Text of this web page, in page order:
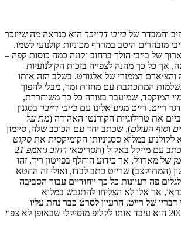
והמבדר של בייבי דרייבר הוא כנראה מה שייזכר
מובהרים היטב במרדף מכוניות קולנועי לשמו.
של בייבי הולך ברחוב וקונה כמה כוסות קפה –
אך כל כך מהנה לצפייה בזכות הקולנועיות
והצ׳ארם הממזרי של אלגורט. בשלב הזה אותו
בשלמות המתכתבת עם מחזות זמר, מבלי להפוך
המוקפד, שמועבר בצורה כל כך משוחררת,
רייט. רייט מגיע אלינו עם בייבי דייבר בסגנון
את טרילוגיית הקורנטו האהודה (מת על
וסוף העולם), שכתב יחד עם הכוכב שלה, סיימון
לקולנוע במלוא ססגוניותו הקומיקסית את סקוט
עם מייקל באקול (תסריטאי
רחוב ג׳אמפ 21
של מארוול, אך כידוע הוחלף בפייטון ריד. זהו
(המתוקצב) שרייט כתב לבדו, ואולי זה החטא
פה רעיונות כל כך ייחודיים עבור הסביבה
אך אלו לא הצליחו להתגבש במלוא
של רייט, הרעיון לסרט כבר נחת עליו
איפשהו ב-1994, וב-2003 הוא עיבד אותו לקליפ מוסיקלי שבאופן לא צפוי